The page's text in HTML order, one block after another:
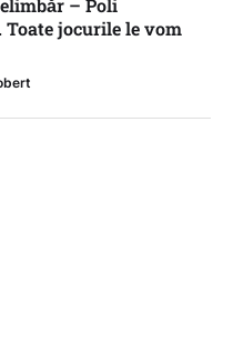
Toate jocurile le vom